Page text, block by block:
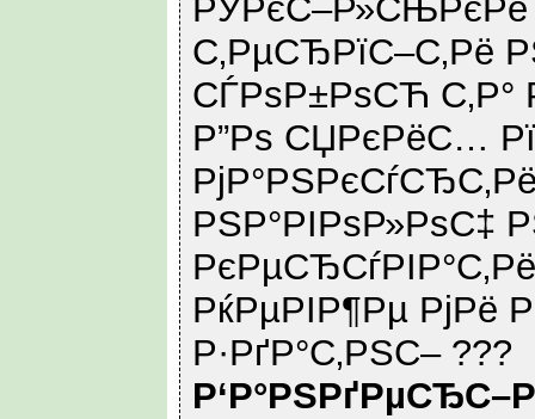
РЎРєС–Р»СЊРєРё
С‚РµСЂРїС–С‚Рё
СЃРѕР±РѕСЋ С‚Р°
Р”Рѕ СЏРєРёС…
РЅР°РІРѕР»РѕС‡
РќРµРІР¶Рµ
Р·РґР°С‚РЅС– ???